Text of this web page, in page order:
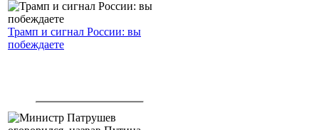
Трамп и сигнал России: вы
побеждаете